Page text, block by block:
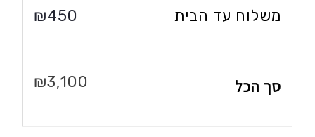
משלוח עד הבית 450
₪
סך הכל 3,100
₪